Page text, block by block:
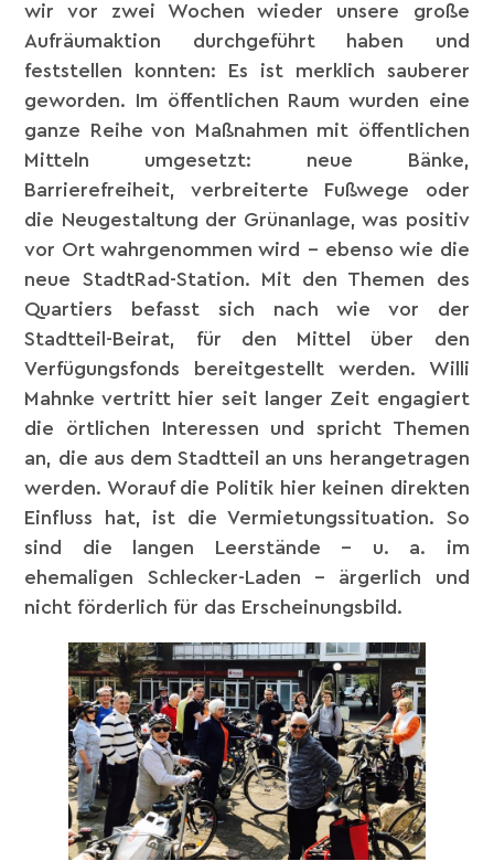
wir vor zwei Wochen wieder unsere große
Aufräumaktion durchgeführt haben und
feststellen konnten: Es ist merklich sauberer
geworden. Im öffentlichen Raum wurden eine
ganze Reihe von Maßnahmen mit öffentlichen
Mitteln umgesetzt: neue Bänke,
Barrierefreiheit, verbreiterte Fußwege oder
die Neugestaltung der Grünanlage, was positiv
vor Ort wahrgenommen wird – ebenso wie die
neue StadtRad-Station. Mit den Themen des
Quartiers befasst sich nach wie vor der
Stadtteil-Beirat, für den Mittel über den
Verfügungsfonds bereitgestellt werden. Willi
Mahnke vertritt hier seit langer Zeit engagiert
die örtlichen Interessen und spricht Themen
an, die aus dem Stadtteil an uns herangetragen
werden. Worauf die Politik hier keinen direkten
Einfluss hat, ist die Vermietungssituation. So
sind die langen Leerstände – u. a. im
ehemaligen Schlecker-Laden – ärgerlich und
nicht förderlich für das Erscheinungsbild.